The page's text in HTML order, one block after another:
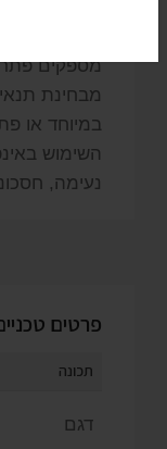
במסעדות
מספקים
מבחינת
במיוחד או
השימוש
נעימה,
פרטים
תכונה
דגם